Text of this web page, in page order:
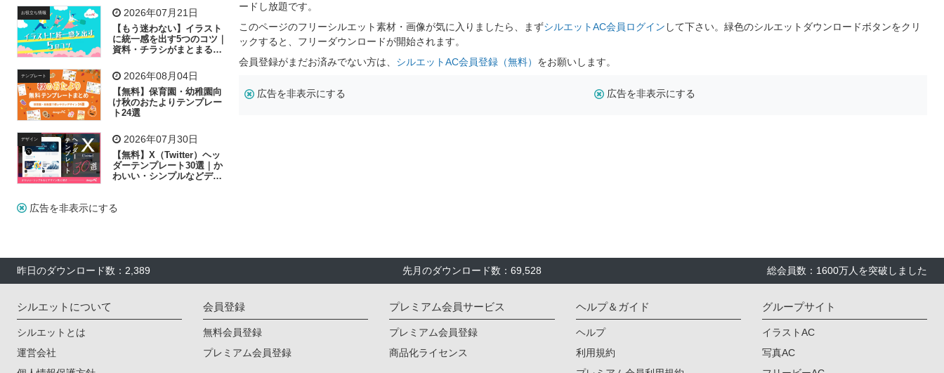
子供 作業員 相談 ピクトグラム
お役立ち情報 2026年07月21日
【もう迷わない】イラスト
に統一感を出す5つのコツ｜
資料・チラシがまとまるフ
テンプレート 2026年08月04日
【無料】保育園・幼稚園向
け秋のおたよりテンプレー
ト24選
デザイン 2026年07月30日
【無料】X（Twitter）ヘッ
ダーテンプレート30選｜か
わいい・シンプルなどデザ
広告を非表示にする
ードし放題です。
このページのフリーシルエット素材・画像が気に入りましたら、まずシルエットAC会員ログイン して下さい。緑色のシルエットダウンロードボタンをクリ
ックすると、フリーダウンロードが開始されます。
会員登録がまだお済みでない方は、 シルエットAC会員登録（無料） をお願いします。
広告を非表示にする 広告を非表示にする
昨日のダウンロード数：2,389 先月のダウンロード数：69,528 総会員数：1600万人を突破しました
シルエットについて
シルエットとは
運営会社
会員登録
無料会員登録
プレミアム会員登録
プレミアム会員サービス
プレミアム会員登録
商品化ライセンス
ヘルプ＆ガイド
ヘルプ
利用規約
グループサイト
イラストAC
写真AC